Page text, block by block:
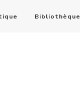
Bibliothèque